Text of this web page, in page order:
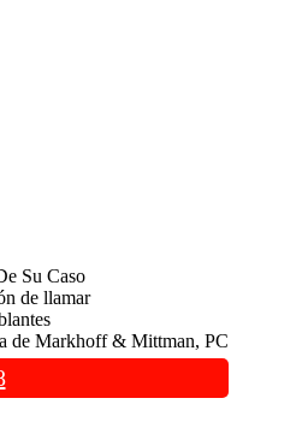
Su Caso
de llamar
de Markhoff & Mittman, PC